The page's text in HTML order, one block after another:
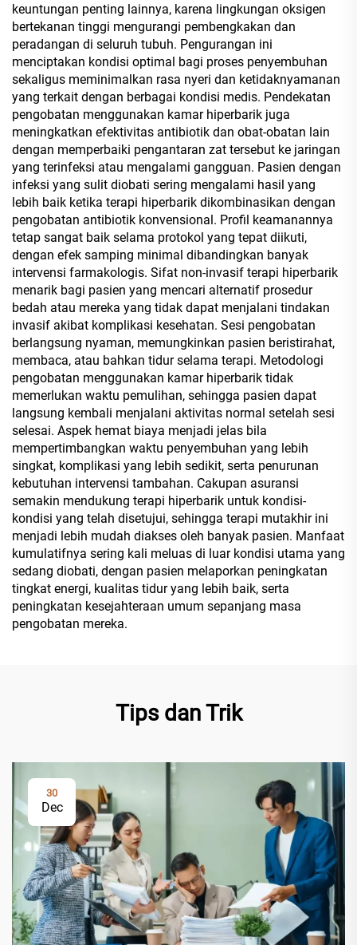
keuntungan penting lainnya, karena lingkungan oksigen
bertekanan tinggi mengurangi pembengkakan dan
peradangan di seluruh tubuh. Pengurangan ini
menciptakan kondisi optimal bagi proses penyembuhan
sekaligus meminimalkan rasa nyeri dan ketidaknyamanan
yang terkait dengan berbagai kondisi medis. Pendekatan
pengobatan menggunakan kamar hiperbarik juga
meningkatkan efektivitas antibiotik dan obat-obatan lain
dengan memperbaiki pengantaran zat tersebut ke jaringan
yang terinfeksi atau mengalami gangguan. Pasien dengan
infeksi yang sulit diobati sering mengalami hasil yang
lebih baik ketika terapi hiperbarik dikombinasikan dengan
pengobatan antibiotik konvensional. Profil keamanannya
tetap sangat baik selama protokol yang tepat diikuti,
dengan efek samping minimal dibandingkan banyak
intervensi farmakologis. Sifat non-invasif terapi hiperbarik
menarik bagi pasien yang mencari alternatif prosedur
bedah atau mereka yang tidak dapat menjalani tindakan
invasif akibat komplikasi kesehatan. Sesi pengobatan
berlangsung nyaman, memungkinkan pasien beristirahat,
membaca, atau bahkan tidur selama terapi. Metodologi
pengobatan menggunakan kamar hiperbarik tidak
memerlukan waktu pemulihan, sehingga pasien dapat
langsung kembali menjalani aktivitas normal setelah sesi
selesai. Aspek hemat biaya menjadi jelas bila
mempertimbangkan waktu penyembuhan yang lebih
singkat, komplikasi yang lebih sedikit, serta penurunan
kebutuhan intervensi tambahan. Cakupan asuransi
semakin mendukung terapi hiperbarik untuk kondisi-
kondisi yang telah disetujui, sehingga terapi mutakhir ini
menjadi lebih mudah diakses oleh banyak pasien. Manfaat
kumulatifnya sering kali meluas di luar kondisi utama yang
sedang diobati, dengan pasien melaporkan peningkatan
tingkat energi, kualitas tidur yang lebih baik, serta
peningkatan kesejahteraan umum sepanjang masa
pengobatan mereka.
Tips dan Trik
30
Dec